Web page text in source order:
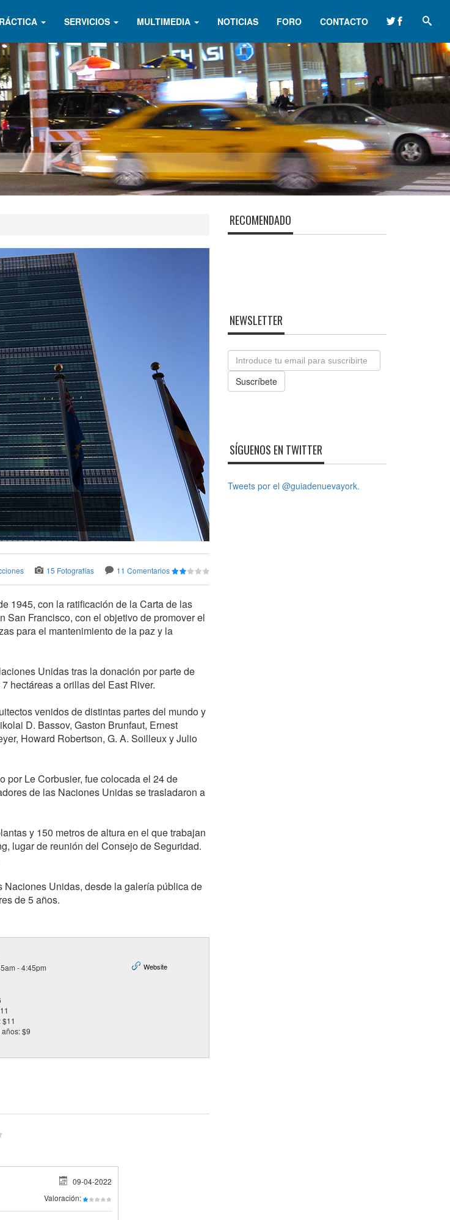
SERVICIOS MULTIMEDIA NOTICIAS FORO CONTACTO
11 Comentarios
15 Fotografías
1945, con la ratificación de la Carta de las
San Francisco, con el objetivo de promover el
para el mantenimiento de la paz y la
Unidas tras la donación por parte de
hectáreas a orillas del East River.
venidos de distintas partes del mundo y
D. Bassov, Gaston Brunfaut, Ernest
Howard Robertson, G. A. Soilleux y Julio
por Le Corbusier, fue colocada el 24 de
de las Naciones Unidas se trasladaron a
y 150 metros de altura en el que trabajan
lugar de reunión del Consejo de Seguridad.
Unidas, desde la galería pública de
de 5 años.
- 4:45pm
$11
$9
Website
09-04-2022
Valoración:
RECOMENDADO
NEWSLETTER
Email
Suscríbete
SÍGUENOS EN TWITTER
Tweets por el @guiadenuevayork.